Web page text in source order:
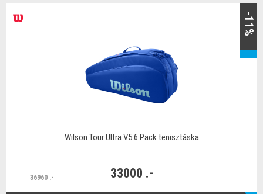
-11%
Wilson Tour Ultra V5 6 Pack tenisztáska
36960 .- 33000 .-